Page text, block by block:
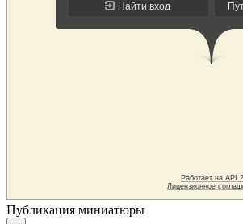
Публикация миниатюры